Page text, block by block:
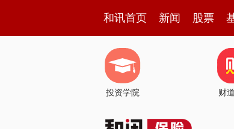
和讯首页 新闻 股票
投资学院 财